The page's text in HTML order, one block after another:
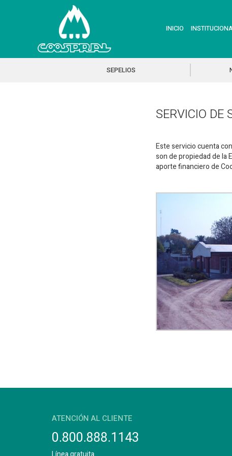
INICIO
SEPELIOS
SERVICIO DE
Este servicio cuenta
son de propiedad de la
aporte financiero de
ATENCIÓN AL CLIENTE
0.800.888.1143